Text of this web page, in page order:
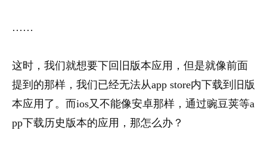
……
这时，我们就想要下回旧版本应用，但是就像前面
提到的那样，我们已经无法从app store内下载到旧版
本应用了。而ios又不能像安卓那样，通过豌豆荚等a
pp下载历史版本的应用，那怎么办？